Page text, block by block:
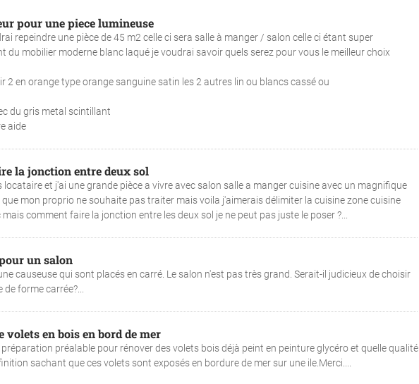
pour une piece lumineuse
repeindre une pièce de 45 m2 celle ci sera salle à manger / salon celle ci étant super
du mobilier moderne blanc laqué je voudrai savoir quels serez pour vous le meilleur choix
2 en orange type orange sanguine satin les 2 autres lin ou blancs cassé ou
du gris metal scintillant
aide
la jonction entre deux sol
locataire et j'ai une grande pièce a vivre avec salon salle a manger cuisine avec un magnifique
mon proprio ne souhaite pas traiter mais voila j'aimerais délimiter la cuisine zone cuisine
comment faire la jonction entre les deux sol je ne peut pas juste le poser ?...
un salon
causeuse qui sont placés en carré. Le salon n'est pas très grand. Serait-il judicieux de choisir
forme carrée?...
volets en bois en bord de mer
préparation préalable pour rénover des volets bois déjà peint en peinture glycéro et quelle qualité
sachant que ces volets sont exposés en bordure de mer sur une ile.Merci....